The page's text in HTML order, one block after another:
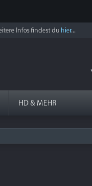
Infos findest du hier...
HD & MEHR